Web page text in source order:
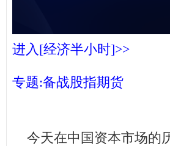
进入[经济半小时]>>
专题:备战股指期货
今天在中国资本市场的